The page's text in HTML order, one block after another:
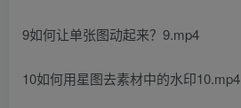
9如何让单张图动起来？9.mp4
10如何用星图去素材中的水印10.mp4